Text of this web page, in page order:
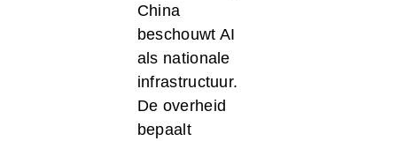
China
beschouwt AI
als nationale
infrastructuur.
De overheid
bepaalt